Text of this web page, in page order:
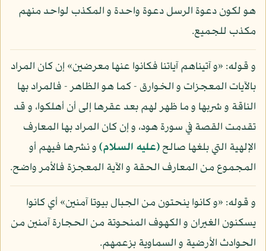
هو لكون دعوة الرسل دعوة واحدة و المكذب لواحد منهم
مكذب للجميع.
و قوله: «و آتيناهم آياتنا فكانوا عنها معرضين» إن كان المراد
بالآيات المعجزات و الخوارق - كما هو الظاهر - فالمراد بها
الناقة و شربها و ما ظهر لهم بعد عقرها إلى أن أهلكوا، و قد
تقدمت القصة في سورة هود، و إن كان المراد بها المعارف
الإلهية التي بلغها صالح(عليه السلام)و نشرها فيهم أو
المجموع من المعارف الحقة و الآية المعجزة فالأمر واضح.
و قوله: «و كانوا ينحتون من الجبال بيوتا آمنين» أي كانوا
يسكنون الغيران و الكهوف المنحوتة من الحجارة آمنين من
الحوادث الأرضية و السماوية بزعمهم.